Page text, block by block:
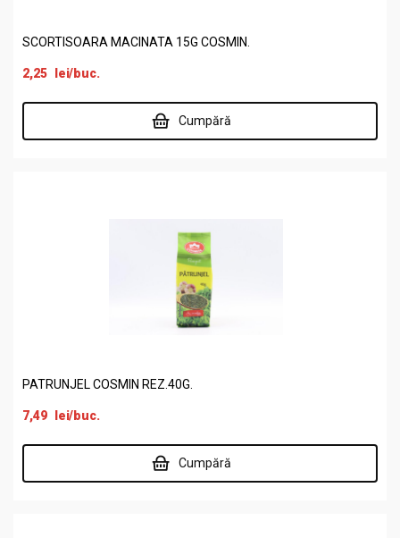
SCORTISOARA MACINATA 15G COSMIN.
2,25 lei/buc.
Cumpără
PATRUNJEL COSMIN REZ.40G.
7,49 lei/buc.
Cumpără